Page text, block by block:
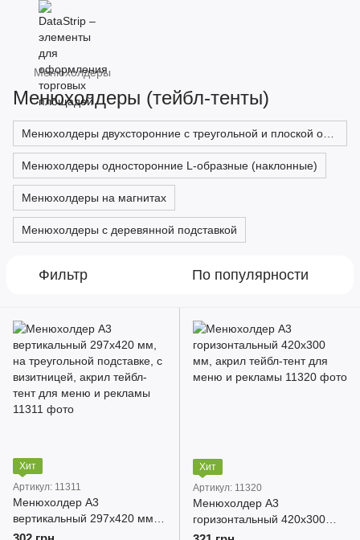
Менюхолдеры
Менюхолдеры (тейбл-тенты)
Менюхолдеры односторонние L-образные (наклонные)
Менюхолдеры на магнитах
Менюхолдеры с деревянной подставкой
Фильтр По популярности
Хит
Артикул: 11311
Менюхолдер А3
вертикальный 297x420 мм,
на треугольной подставке, с
Хит
Артикул: 11320
Менюхолдер А3
горизонтальный 420x300
мм, акрил тейбл-тент для